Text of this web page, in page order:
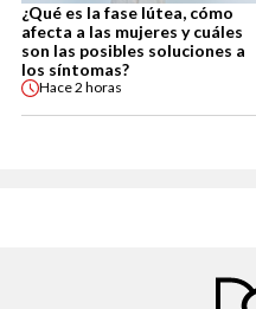
¿Qué es la fase lútea, cómo
afecta a las mujeres y cuáles
son las posibles soluciones a
los síntomas?
Hace2 horas